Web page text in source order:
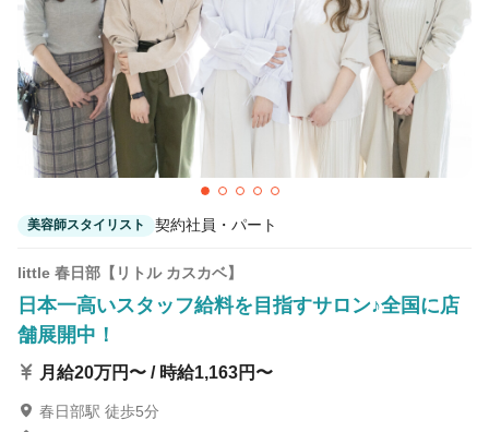
美容師スタイリスト 契約社員・パート
little 春日部【リトル カスカベ】
日本一高いスタッフ給料を目指すサロン♪全国に店
舗展開中！
月給20万円〜 / 時給1,163円〜
春日部駅 徒歩5分